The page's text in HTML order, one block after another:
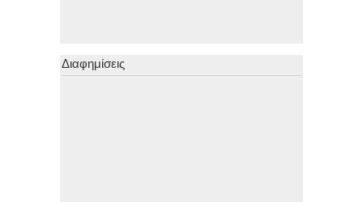
Διαφημίσεις